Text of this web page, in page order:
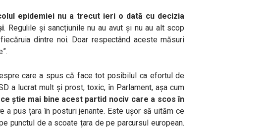
epidemiei nu a trecut ieri o dată cu decizia
. Regulile și sancțiunile nu au avut și nu au alt scop
dintre noi. Doar respectând aceste măsuri
care a spus că face tot posibilul ca efortul de
a lucrat mult și prost, toxic, în Parlament, așa cum
știe mai bine acest partid nociv care a scos în
a pus țara în posturi jenante. Este ușor să uităm ce
punctul de a scoate țara de pe parcursul european.